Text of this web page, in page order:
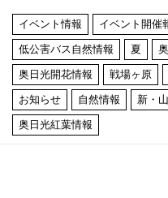
イベント情報 イベント開催
低公害バス自然情報 夏
奥日光開花情報 戦場ヶ原
お知らせ 自然情報 新・
奥日光紅葉情報